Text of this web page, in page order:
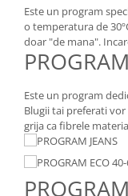
Este un program
o temperatura de
doar "de mana".
Este un program
Blugii tai preferati
grija ca fibrele